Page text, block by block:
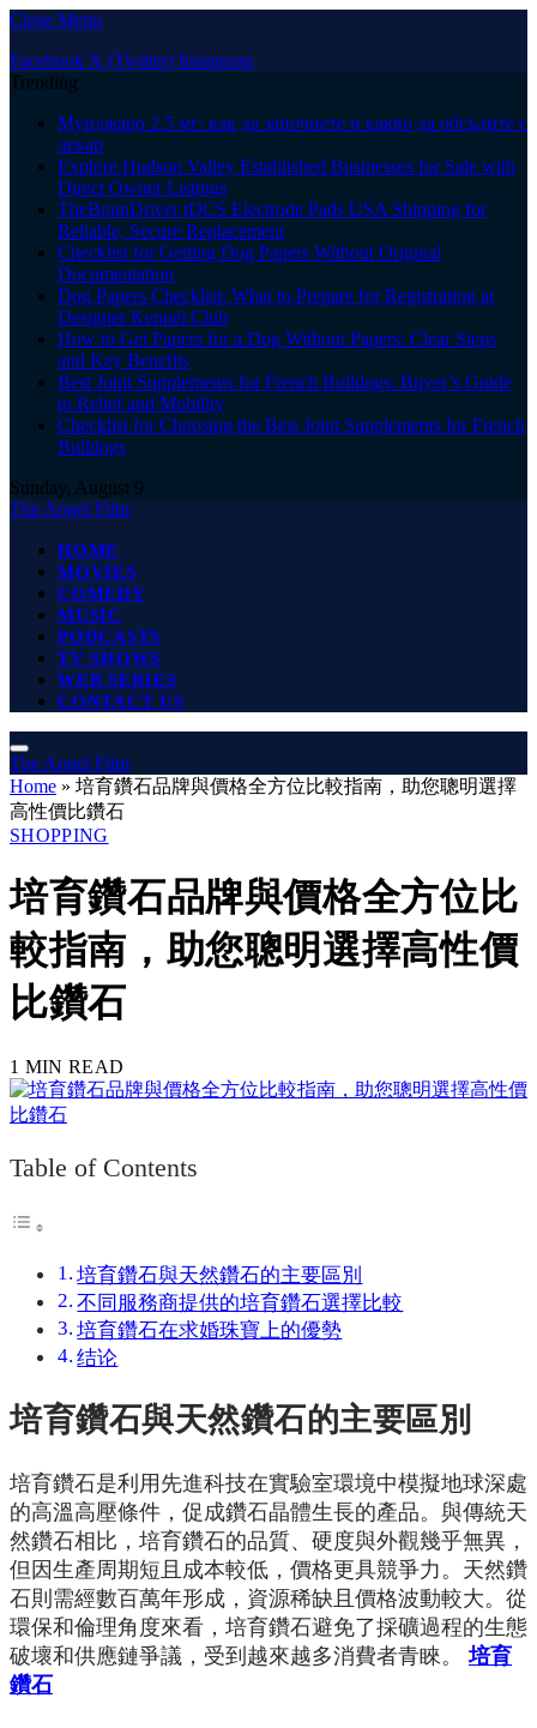
Close Menu
Facebook X (Twitter) Instagram
Trending
Мунджаро 2.5 мг: как да започнете и какво да обсъдите с
лекар
Explore Hudson Valley Established Businesses for Sale with
Direct Owner Listings
TheBrainDriver tDCS Electrode Pads USA Shipping for
Reliable, Secure Replacement
Checklist for Getting Dog Papers Without Original
Documentation
Dog Papers Checklist: What to Prepare for Registration at
Designer Kennel Club
How to Get Papers for a Dog Without Papers: Clear Steps
and Key Benefits
Best Joint Supplements for French Bulldogs: Buyer’s Guide
to Relief and Mobility
Checklist for Choosing the Best Joint Supplements for French
Bulldogs
Sunday, August 9
The Angel Film
HOME
MOVIES
COMEDY
MUSIC
PODCASTS
TV SHOWS
WEB SERIES
CONTACT US
The Angel Film
Home » 培育鑽石品牌與價格全方位比較指南，助您聰明選擇
高性價比鑽石
SHOPPING
培育鑽石品牌與價格全方位比
較指南，助您聰明選擇高性價
比鑽石
1 MIN READ
Table of Contents
培育鑽石與天然鑽石的主要區別
不同服務商提供的培育鑽石選擇比較
培育鑽石在求婚珠寶上的優勢
结论
培育鑽石與天然鑽石的主要區別
培育鑽石是利用先進科技在實驗室環境中模擬地球深處
的高溫高壓條件，促成鑽石晶體生長的產品。與傳統天
然鑽石相比，培育鑽石的品質、硬度與外觀幾乎無異，
但因生產周期短且成本較低，價格更具競爭力。天然鑽
石則需經數百萬年形成，資源稀缺且價格波動較大。從
環保和倫理角度來看，培育鑽石避免了採礦過程的生態
破壞和供應鏈爭議，受到越來越多消費者青睞。培育
鑽石